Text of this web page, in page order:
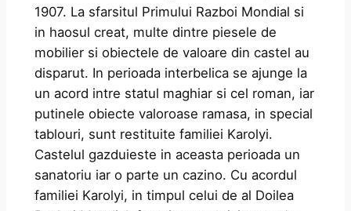
1907. La sfarsitul Primului Razboi Mondial si
in haosul creat, multe dintre piesele de
mobilier si obiectele de valoare din castel au
disparut. In perioada interbelica se ajunge la
un acord intre statul maghiar si cel roman, iar
putinele obiecte valoroase ramasa, in special
tablouri, sunt restituite familiei Karolyi.
Castelul gazduieste in aceasta perioada un
sanatoriu iar o parte un cazino. Cu acordul
familiei Karolyi, in timpul celui de al Doilea